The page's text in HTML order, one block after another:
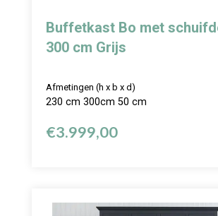
Buffetkast Bo met
300 cm Grijs
Afmetingen (h x b x d)
230 cm 300cm 50 cm
€3.999,00